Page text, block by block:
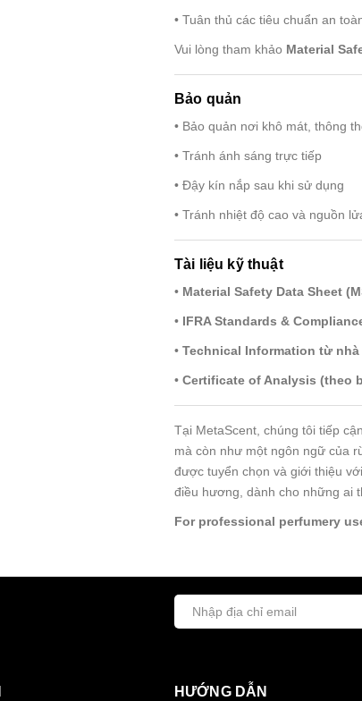
• Tuân thủ các tiêu chuẩn an
Vui lòng tham khảo Material
Bảo quản
• Bảo quản nơi khô mát, thông
• Tránh ánh sáng trực tiếp
• Đậy kín nắp sau khi sử dụng
• Tránh nhiệt độ cao và nguồn
Tài liệu kỹ thuật
• Material Safety Data Sheet
• IFRA Standards &
• Technical Information từ
• Certificate of Analysis (theo
Tại MetaScent, chúng tôi tiếp
mà còn như một ngôn ngữ của
được tuyển chọn và giới thiệu
điều hương, dành cho những ai
For professional perfumery
HƯỚNG DẪN